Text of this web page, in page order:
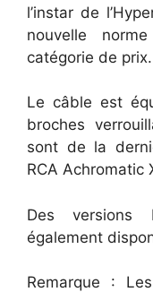
l’instar de
nouvelle
catégorie de prix.
Le câble est
broches
sont de la
RCA Achromatic
Des versions
également
Remarque :